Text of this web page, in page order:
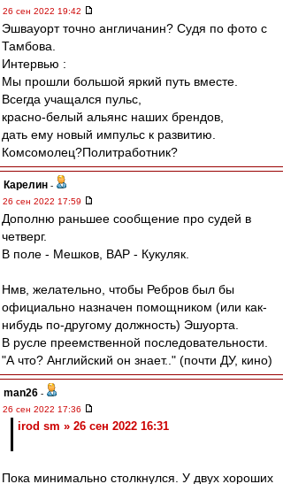
26 сен 2022 19:42
Эшвауорт точно англичанин? Судя по фото с
Тамбова.
Интервью :
Мы прошли большой яркий путь вместе.
Всегда учащался пульс,
красно-белый альянс наших брендов,
дать ему новый импульс к развитию.
Комсомолец?Политработник?
Карелин -
26 сен 2022 17:59
Дополню раньшее сообщение про судей в
четверг.
В поле - Мешков, ВАР - Кукуляк.
Нмв, желательно, чтобы Ребров был бы
официально назначен помощником (или как-
нибудь по-другому должность) Эшуорта.
В русле преемственной последовательности.
"А что? Английский он знает.." (почти ДУ, кино)
man26 -
26 сен 2022 17:36
irod sm » 26 сен 2022 16:31
Пока минимально столкнулся. У двух хороших